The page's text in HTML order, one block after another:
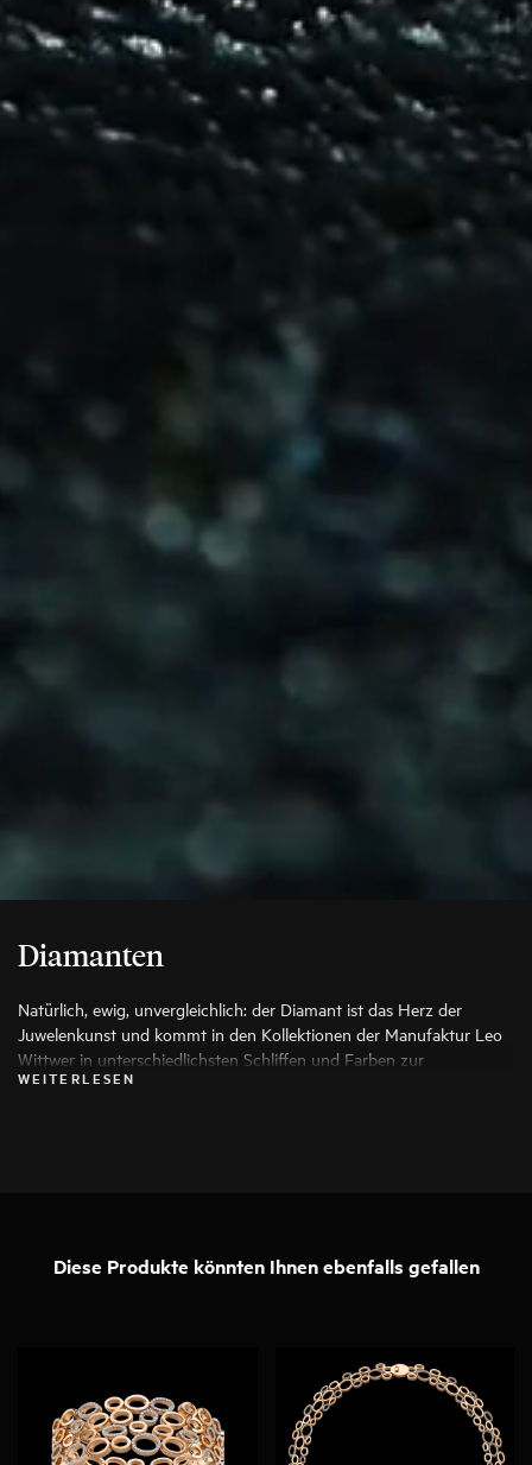
Diamanten
Natürlich, ewig, unvergleichlich: der Diamant ist das Herz der
Juwelenkunst und kommt in den Kollektionen der Manufaktur Leo
Wittwer in unterschiedlichsten Schliffen und Farben zur
Anwendung, die seine Schönheit auf die Spitze treiben. Es werden
WEITERLESEN
Diese Produkte könnten Ihnen ebenfalls gefallen